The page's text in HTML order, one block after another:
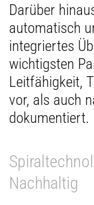
Darüber
automatisch
integriertes
wichtigsten
Leitfähigkeit,
vor, als auch
dokumentiert.
Nachhaltig